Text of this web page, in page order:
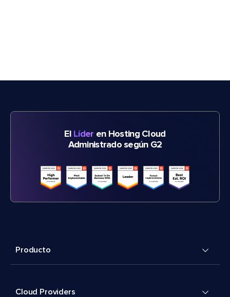
El Líder en Hosting Cloud
Administrado según G2
Producto
Cloud Providers